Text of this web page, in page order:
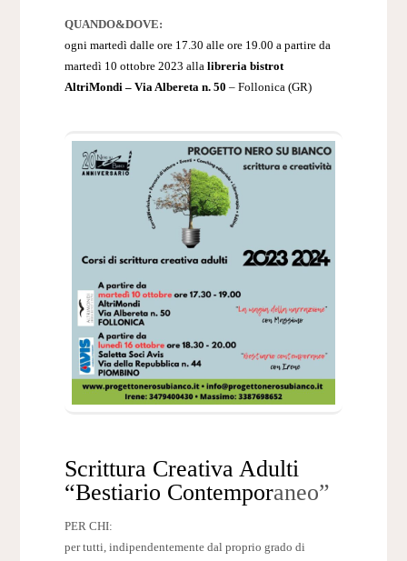
QUANDO&DOVE:
ogni martedì dalle ore 17.30 alle ore 19.00 a partire da
martedì 10 ottobre 2023 alla libreria bistrot
AltriMondi – Via Albereta n. 50 – Follonica (GR)
Scrittura Creativa Adulti
“Bestiario Contemporaneo”
PER CHI:
per tutti, indipendentemente dal proprio grado di